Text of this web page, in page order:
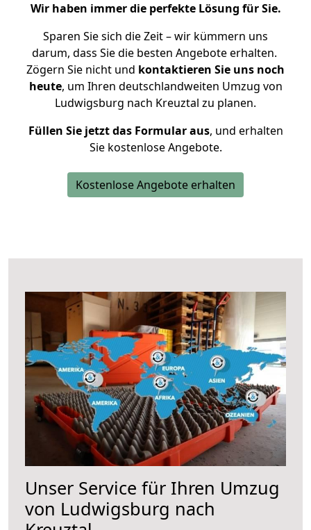
Wir haben immer die perfekte Lösung für Sie.
Sparen Sie sich die Zeit – wir kümmern uns
darum, dass Sie die besten Angebote erhalten.
Zögern Sie nicht und kontaktieren Sie uns noch
heute, um Ihren deutschlandweiten Umzug von
Ludwigsburg nach Kreuztal zu planen.
Füllen Sie jetzt das Formular aus, und erhalten
Sie kostenlose Angebote.
Kostenlose Angebote erhalten
Unser Service für Ihren Umzug
von Ludwigsburg nach